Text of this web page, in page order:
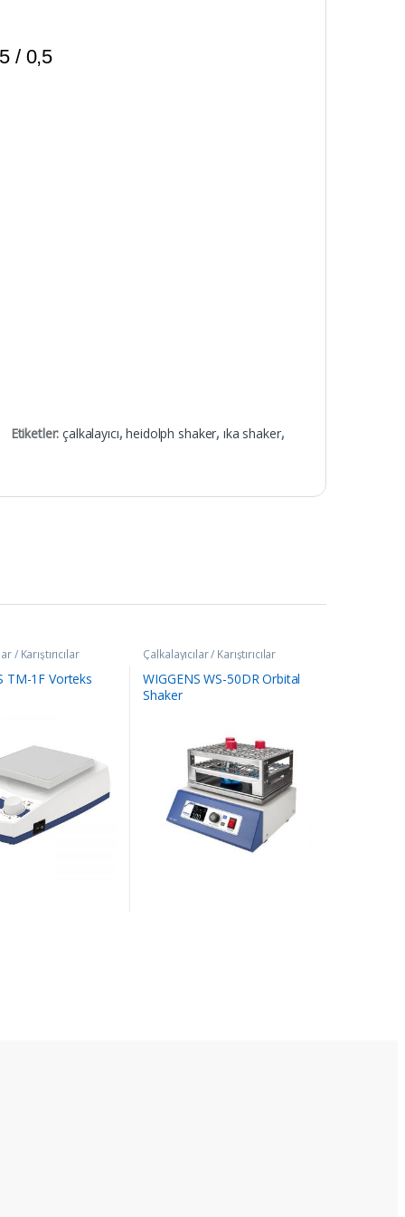
/ 0,5
Etiketler:çalkalayıcı,heidolph shaker, ıka shaker,
/ Karıştırıcılar
TM-1F Vorteks
Çalkalayıcılar / Karıştırıcılar
WIGGENS WS-50DR Orbital
Shaker